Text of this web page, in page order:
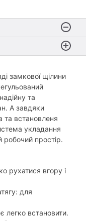
замкової щілини
та
А завдяки
та встановленя
укладання
робочий простір.
рухатися вгору і
для
легко встановити.